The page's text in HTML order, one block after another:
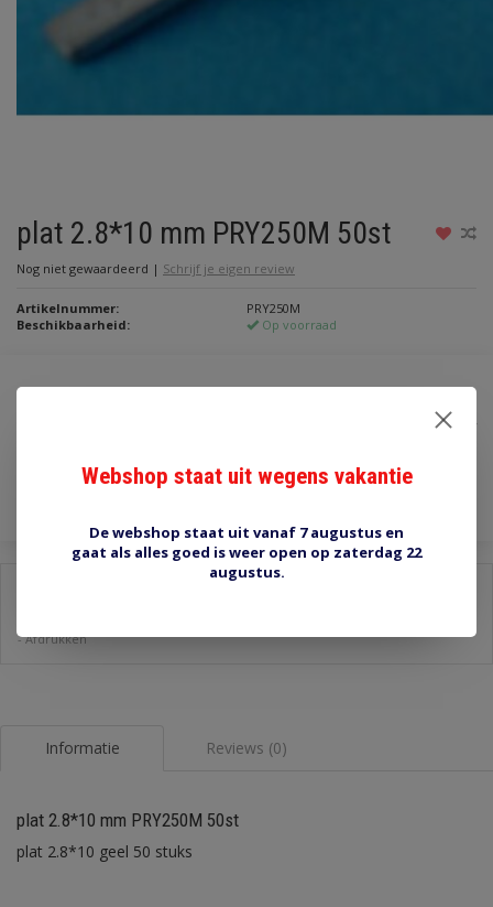
plat 2.8*10 mm PRY250M 50st
Nog niet gewaardeerd | Schrijf je eigen review
Artikelnummer:
PRY250M
Beschikbaarheid:
Op voorraad
€5,00
Incl. btw
-Afdrukken
Informatie Reviews (0)
plat 2.8*10 mm PRY250M 50st
plat 2.8*10 geel 50 stuks
Webshop staat uit wegens vakantie
De webshop staat uit vanaf 7 augustus en
gaat als alles goed is weer open op zaterdag 22
augustus.